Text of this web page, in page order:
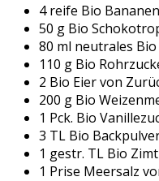
4 reife Bio
50 g Bio
80 ml neutrales
110 g Bio
2 Bio Eier von
200 g Bio
1 Pck. Bio
3 TL Bio
1 gestr. TL Bio
1 Prise Meersalz